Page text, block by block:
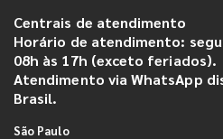
Centrais de atendimento
Horário de atendimento:
08h às 17h (exceto feriados).
Atendimento via WhatsApp
Brasil.
São Paulo